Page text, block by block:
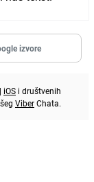
izvore
| iOS i društvenih
ViberChata.